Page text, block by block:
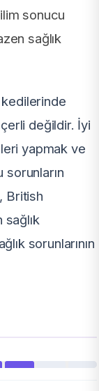
sonucu
sağlık
kedilerinde
değildir. İyi
yapmak ve
sorunların
British
sağlık
sorunlarının